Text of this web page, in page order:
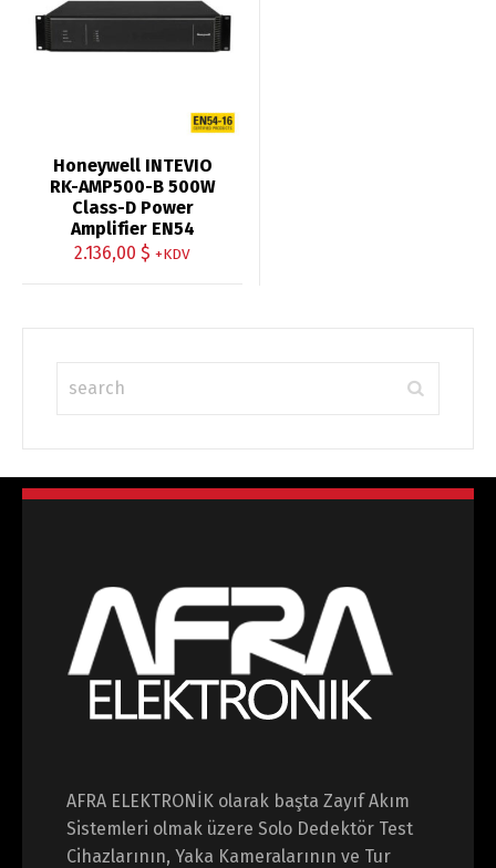
Honeywell INTEVIO
RK-AMP500-B 500W
Class-D Power
Amplifier EN54
2.136,00 $ +KDV
AFRA ELEKTRONİK olarak başta Zayıf Akım
Sistemleri olmak üzere Solo Dedektör Test
Cihazlarının, Yaka Kameralarının ve Tur